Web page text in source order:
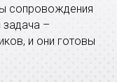
сопровождения
задача –
и они готовы